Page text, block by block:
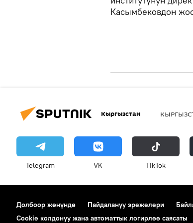
Касымбековдон
Кыргызстан
Telegram VK ТikТоk
Долбоор жөнүндө Пайдалануу эрежелери
Cookie колдонуу жана автоматтык логирлөө саясаты